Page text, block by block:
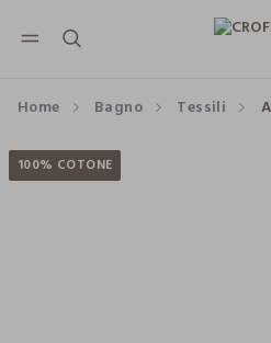
NAVIGATION.ARIA.GOTOMAINCONTENT
100% COTONE
Home Bagno Tessili